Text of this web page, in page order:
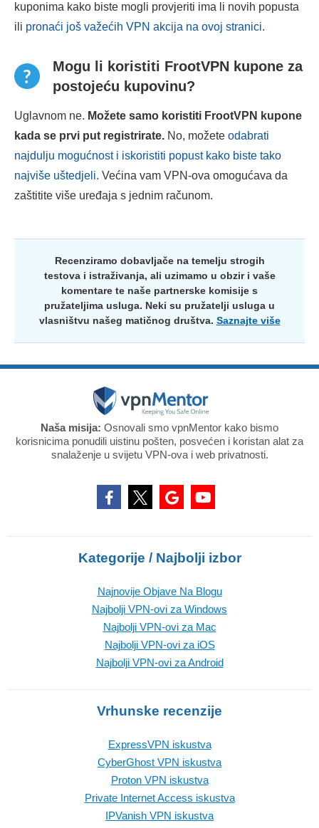
kuponima kako biste mogli provjeriti ima li novih popusta
ili pronaći još važećih VPN akcija na ovoj stranici.
Mogu li koristiti FrootVPN kupone za
postojeću kupovinu?
Uglavnom ne. Možete samo koristiti FrootVPN kupone
kada se prvi put registrirate. No, možete odabrati
najdulju mogućnost i iskoristiti popust kako biste tako
najviše uštedjeli. Većina vam VPN-ova omogućava da
zaštitite više uređaja s jednim računom.
Recenziramo dobavljače na temelju strogih
testova i istraživanja, ali uzimamo u obzir i vaše
komentare te naše partnerske komisije s
pružateljima usluga. Neki su pružatelji usluga u
vlasništvu našeg matičnog društva. Saznajte više
Naša misija: Osnovali smo vpnMentor kako bismo
korisnicima ponudili uistinu pošten, posvećen i koristan alat za
snalaženje u svijetu VPN-ova i web privatnosti.
Kategorije / Najbolji izbor
Najnovije Objave Na Blogu
Najbolji VPN-ovi za Windows
Najbolji VPN-ovi za Mac
Najbolji VPN-ovi za iOS
Najbolji VPN-ovi za Android
Vrhunske recenzije
ExpressVPN iskustva
CyberGhost VPN iskustva
Proton VPN iskustva
Private Internet Access iskustva
IPVanish VPN iskustva